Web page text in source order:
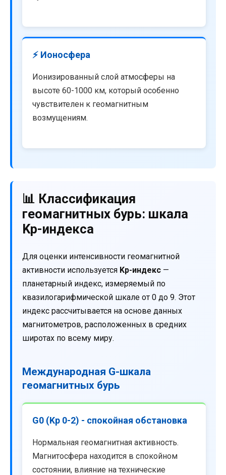
⚡ Ионосфера
Ионизированный слой атмосферы на
высоте 60-1000 км, который особенно
чувствителен к геомагнитным
возмущениям.
📊 Классификация
геомагнитных бурь: шкала
Kp-индекса
Для оценки интенсивности геомагнитной
активности используется Kp-индекс —
планетарный индекс, измеряемый по
квазилогарифмической шкале от 0 до 9. Этот
индекс рассчитывается на основе данных
магнитометров, расположенных в средних
широтах по всему миру.
Международная G-шкала
геомагнитных бурь
G0 (Kp 0-2) - спокойная обстановка
Нормальная геомагнитная активность.
Магнитосфера находится в спокойном
состоянии, влияние на технические